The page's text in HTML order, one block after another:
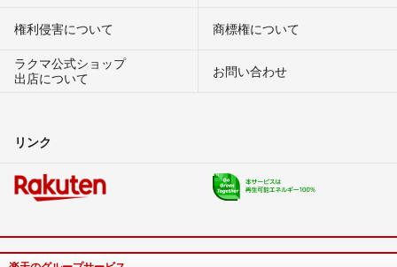
権利侵害について
商標権について
ラクマ公式ショップ
出店について
お問い合わせ
リンク